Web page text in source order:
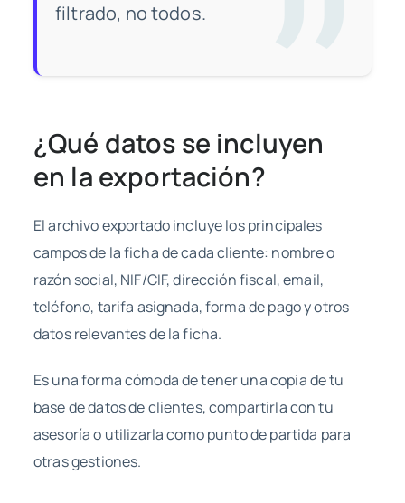
filtrado, no todos.
¿Qué datos se incluyen
en la exportación?
El archivo exportado incluye los principales
campos de la ficha de cada cliente: nombre o
razón social, NIF/CIF, dirección fiscal, email,
teléfono, tarifa asignada, forma de pago y otros
datos relevantes de la ficha.
Es una forma cómoda de tener una copia de tu
base de datos de clientes, compartirla con tu
asesoría o utilizarla como punto de partida para
otras gestiones.